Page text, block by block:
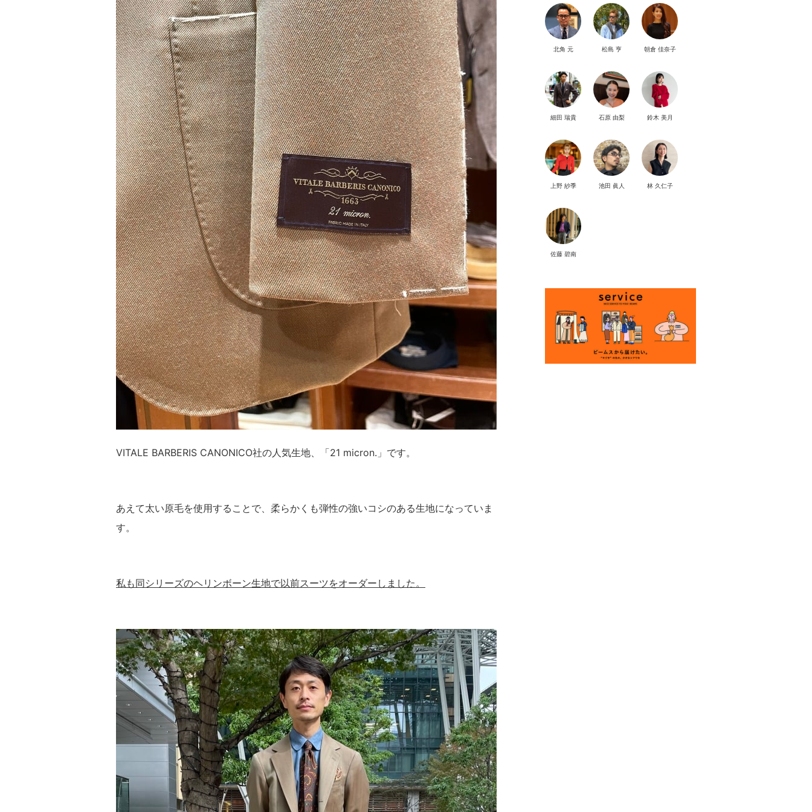
VITALE BARBERIS CANONICO社の人気生地、「21 micron.」です。
あえて太い原毛を使用することで、柔らかくも弾性の強いコシのある生地になっていま
す。
私も同シリーズのヘリンボーン生地で以前スーツをオーダーしました。
北角 元 松島 亨 朝倉 佳奈子
細田 瑞貴 石原 由梨 鈴木 美月
上野 紗季 池田 眞人 林 久仁子
佐藤 碧南